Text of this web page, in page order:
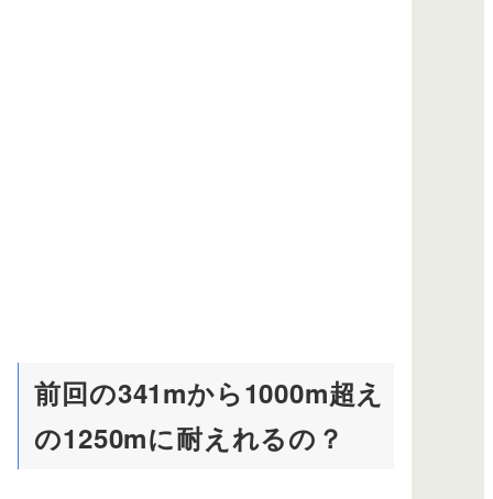
前回の341mから1000m超え
の1250mに耐えれるの？